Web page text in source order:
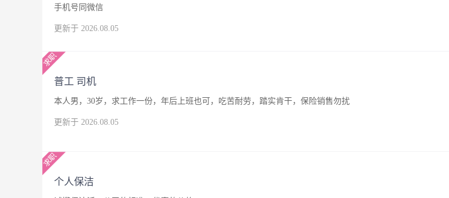
手机号同微信
更新于 2026.08.05
普工 司机
本人男，30岁，求工作一份，年后上班也可，吃苦耐劳，踏实肯干，保险销售勿扰
更新于 2026.08.05
个人保洁